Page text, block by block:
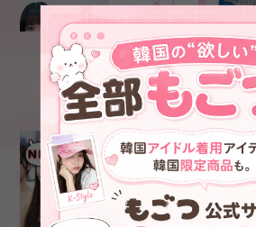
★IVE レイ 着用！！
【Idang】mini back pack -
3COLOR
¥28,100
【